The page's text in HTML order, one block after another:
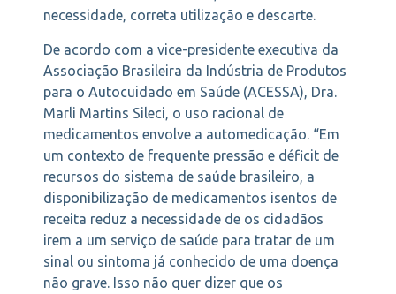
necessidade, correta utilização e descarte.
De acordo com a vice-presidente executiva da
Associação Brasileira da Indústria de Produtos
para o Autocuidado em Saúde (ACESSA), Dra.
Marli Martins Sileci, o uso racional de
medicamentos envolve a automedicação. “Em
um contexto de frequente pressão e déficit de
recursos do sistema de saúde brasileiro, a
disponibilização de medicamentos isentos de
receita reduz a necessidade de os cidadãos
irem a um serviço de saúde para tratar de um
sinal ou sintoma já conhecido de uma doença
não grave. Isso não quer dizer que os